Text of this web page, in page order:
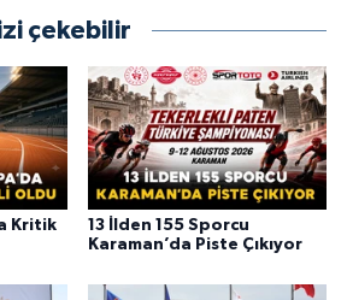
çekebilir
Kritik
13 İlden 155 Sporcu
Karaman’da Piste Çıkıyor